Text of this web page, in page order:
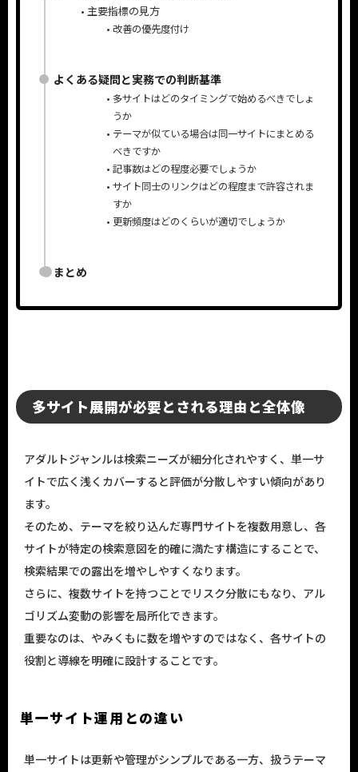
主要指標の見方
改善の優先度付け
よくある疑問と実務での判断基準
多サイトはどのタイミングで始めるべきでしょ
うか
テーマが似ている場合は同一サイトにまとめる
べきですか
記事数はどの程度必要でしょうか
サイト同士のリンクはどの程度まで許容されま
すか
更新頻度はどのくらいが適切でしょうか
まとめ
多サイト展開が必要とされる理由と全体像
アダルトジャンルは検索ニーズが細分化されやすく、単一サ
イトで広く浅くカバーすると評価が分散しやすい傾向があり
ます。
そのため、テーマを絞り込んだ専門サイトを複数用意し、各
サイトが特定の検索意図を的確に満たす構造にすることで、
検索結果での露出を増やしやすくなります。
さらに、複数サイトを持つことでリスク分散にもなり、アル
ゴリズム変動の影響を局所化できます。
重要なのは、やみくもに数を増やすのではなく、各サイトの
役割と導線を明確に設計することです。
単一サイト運用との違い
単一サイトは更新や管理がシンプルである一方、扱うテーマ